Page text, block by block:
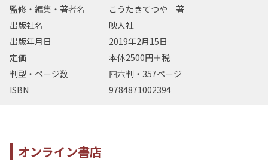
監修・編集・著者名
こうたきてつや 著
出版社名
映人社
出版年月日
2019年2月15日
定価
本体2500円＋税
判型・ページ数
四六判・357ページ
ISBN
9784871002394
オンライン書店